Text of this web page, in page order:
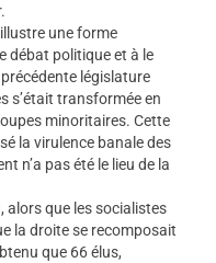
une forme
débat politique et à le
législature
s’était transformée en
minoritaires. Cette
la virulence banale des
n’a pas été le lieu de la
alors que les socialistes
la droite se recomposait
que 66 élus,